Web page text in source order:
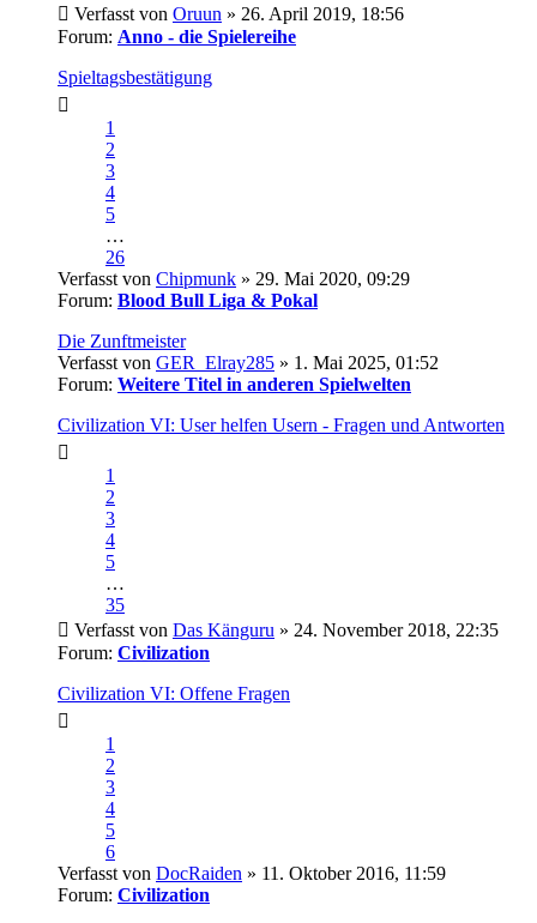
Verfasst von Oruun » 26. April 2019, 18:56
Forum: Anno - die Spielereihe
Spieltagsbestätigung
1
2
3
4
5
…
26
Verfasst von Chipmunk » 29. Mai 2020, 09:29
Forum: Blood Bull Liga & Pokal
Die Zunftmeister
Verfasst von GER_Elray285 » 1. Mai 2025, 01:52
Forum: Weitere Titel in anderen Spielwelten
Civilization VI: User helfen Usern - Fragen und Antworten
1
2
3
4
5
…
35
Verfasst von Das Känguru » 24. November 2018, 22:35
Forum: Civilization
Civilization VI: Offene Fragen
1
2
3
4
5
6
Verfasst von DocRaiden » 11. Oktober 2016, 11:59
Forum: Civilization